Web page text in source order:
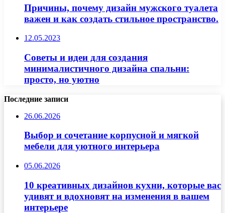
Причины, почему дизайн мужского туалета
важен и как создать стильное пространство.
12.05.2023
Советы и идеи для создания
минималистичного дизайна спальни:
просто, но уютно
Последние записи
26.06.2026
Выбор и сочетание корпусной и мягкой
мебели для уютного интерьера
05.06.2026
10 креативных дизайнов кухни, которые вас
удивят и вдохновят на изменения в вашем
интерьере